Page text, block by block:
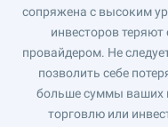
сопряжена с высоким
инвесторов теряют
провайдером. Не
позволить себе
больше суммы ваших
торговлю или